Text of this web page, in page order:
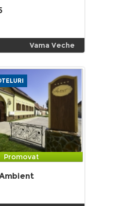
Vama Veche
Promovat